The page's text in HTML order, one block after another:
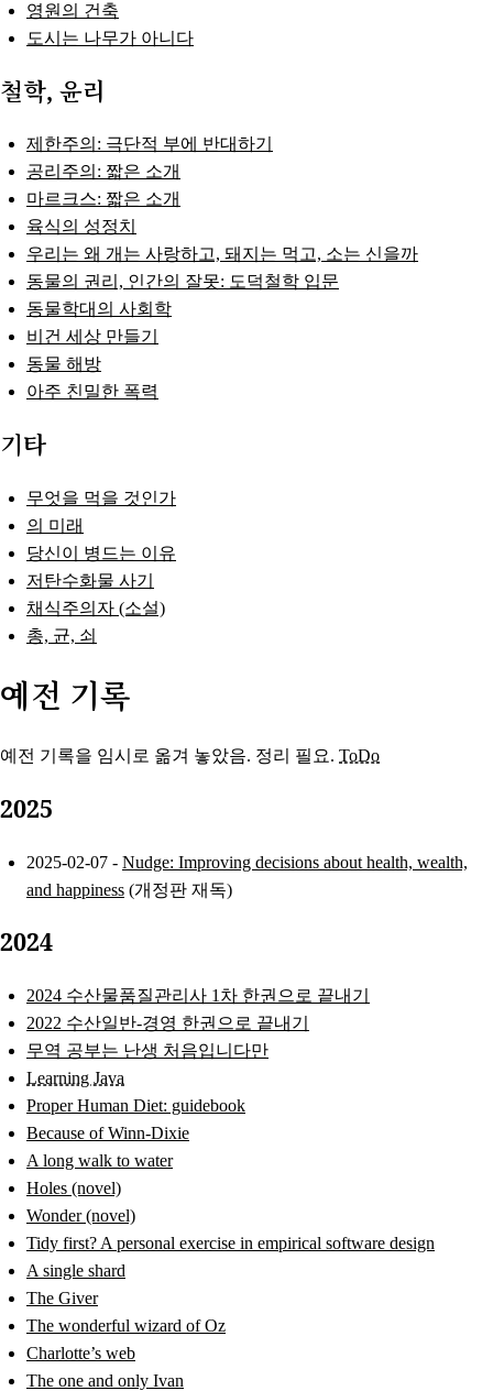
영원의 건축
도시는 나무가 아니다
철학, 윤리
제한주의: 극단적 부에 반대하기
공리주의: 짧은 소개
마르크스: 짧은 소개
육식의 성정치
우리는 왜 개는 사랑하고, 돼지는 먹고, 소는 신을까
동물의 권리, 인간의 잘못: 도덕철학 입문
동물학대의 사회학
비건 세상 만들기
동물 해방
아주 친밀한 폭력
기타
무엇을 먹을 것인가
의 미래
당신이 병드는 이유
저탄수화물 사기
채식주의자 (소설)
총, 균, 쇠
예전 기록
예전 기록을 임시로 옮겨 놓았음. 정리 필요. ToDo
2025
2025-02-07 - Nudge: Improving decisions about health, wealth,
and happiness (개정판 재독)
2024
2024 수산물품질관리사 1차 한권으로 끝내기
2022 수산일반-경영 한권으로 끝내기
무역 공부는 난생 처음입니다만
Learning Java
Proper Human Diet: guidebook
Because of Winn-Dixie
A long walk to water
Holes (novel)
Wonder (novel)
Tidy first? A personal exercise in empirical software design
A single shard
The Giver
The wonderful wizard of Oz
Charlotte’s web
The one and only Ivan